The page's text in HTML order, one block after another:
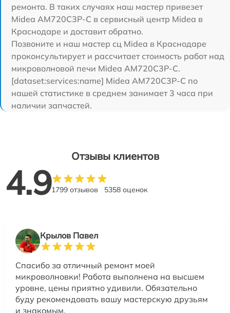
ремонта. В таких случаях наш мастер привезет
Midea AM720C3P-C в сервисный центр Midea в
Краснодаре и доставит обратно.
Позвоните и наш мастер сц Midea в Краснодаре
проконсультирует и рассчитает стоимость работ над
микроволновой печи Midea AM720C3P-C.
[dataset:services:name] Midea AM720C3P-C по
нашей статистике в среднем занимает 3 часа при
наличии запчастей.
Отзывы клиентов
4.91799 отзывов 5358 оценок
Крылов Павел
Спасибо за отличный ремонт моей
микроволновки! Работа выполнена на высшем
уровне, цены приятно удивили. Обязательно
буду рекомендовать вашу мастерскую друзьям
и знакомым.